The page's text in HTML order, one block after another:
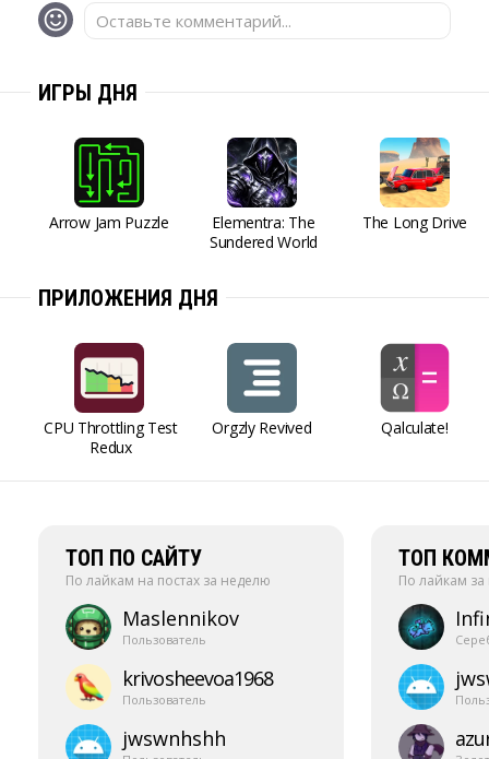
Оставьте комментарий...
ИГРЫ ДНЯ
Arrow Jam Puzzle
Elementra: The
Sundered World
The Long Drive
ПРИЛОЖЕНИЯ ДНЯ
CPU Throttling Test
Redux
Orgzly Revived Qalculate!
ТОП ПО САЙТУ
По лайкам на постах за неделю
Maslennikov
Пользователь
krivosheevoa1968
Пользователь
jwswnhshh
ТОП
По лайкам